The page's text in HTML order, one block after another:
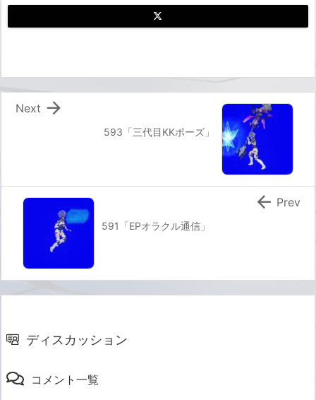
593「三代目KKポーズ」

Next
591「EPオラクル通信」
 Prev
ディスカッション
コメント一覧